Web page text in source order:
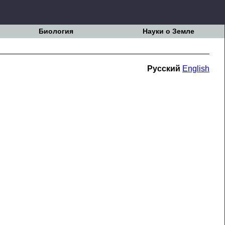
Биология Науки о Земле
Русский English